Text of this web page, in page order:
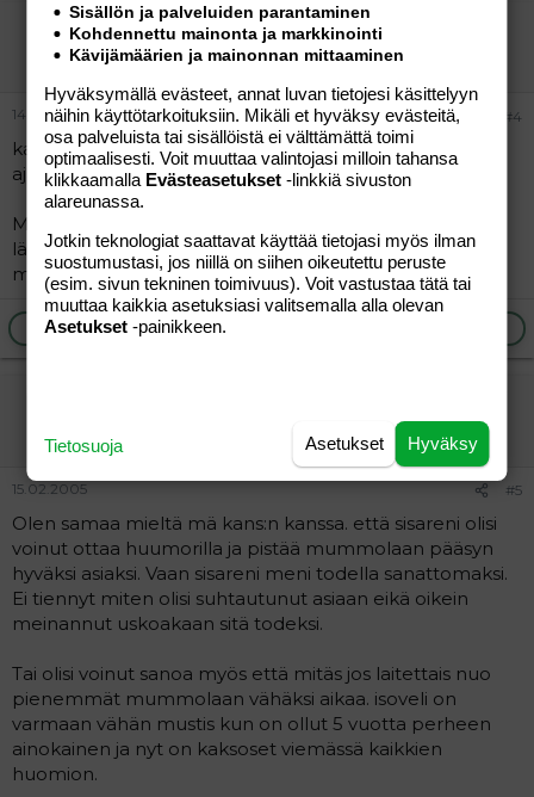
Peikkomuori
Vieras
14.02.2005 #4
kauhea, on tainnut tulla ajatuskatkso tms. tai sannut
ajatuksissaan väärin. Varmasti mummolla pahamieli..
Meillä ei peloitella millään, huonosti käyttäytyvät lapset
lähtevät jäähylle. Ja kiltit palkitaan. Esim.
mummolakäynnillä..
Ilmoita asiaton viesti
15.02.2005 #5
Olen samaa mieltä mä kans:n kanssa. että sisareni olisi
voinut ottaa huumorilla ja pistää mummolaan pääsyn
hyväksi asiaksi. Vaan sisareni meni todella sanattomaksi.
Ei tiennyt miten olisi suhtautunut asiaan eikä oikein
meinannut uskoakaan sitä todeksi.
Tai olisi voinut sanoa myös että mitäs jos laitettais nuo
pienemmät mummolaan vähäksi aikaa. isoveli on
varmaan vähän mustis kun on ollut 5 vuotta perheen
ainokainen ja nyt on kaksoset viemässä kaikkien
huomion.
Sisällön ja palveluiden parantaminen
Kohdennettu mainonta ja markkinointi
Kävijämäärien ja mainonnan mittaaminen
Hyväksymällä evästeet, annat luvan tietojesi käsittelyyn
näihin käyttötarkoituksiin. Mikäli et hyväksy evästeitä,
osa palveluista tai sisällöistä ei välttämättä toimi
optimaalisesti. Voit muuttaa valintojasi milloin tahansa
klikkaamalla Evästeasetukset -linkkiä sivuston
alareunassa.
Jotkin teknologiat saattavat käyttää tietojasi myös ilman
suostumustasi, jos niillä on siihen oikeutettu peruste
(esim. sivun tekninen toimivuus). Voit vastustaa tätä tai
muuttaa kaikkia asetuksiasi valitsemalla alla olevan
Asetukset -painikkeen.
Hyväksy
Asetukset
Tietosuoja